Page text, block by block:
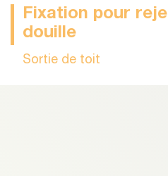
Fixation pour
douille
Sortie de toit